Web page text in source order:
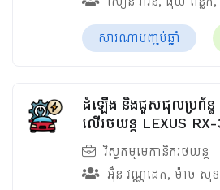
សារណាបញ្ចប់ឆ្នាំ
ដំឡើង និងជួសជុលប្រព័ន្
លើរថយន្ដ LEXUS
វិស្វកម្មមេកានិករថយន្ត
អ៊ឺន វណ្ណដេត, ម៉ាច សុ